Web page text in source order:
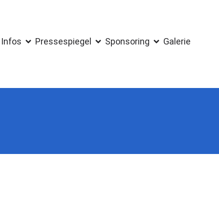
Pressespiegel Sponsoring Galerie